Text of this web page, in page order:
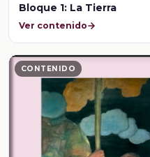
Bloque 1: La Tierra
Ver contenido
CONTENIDO